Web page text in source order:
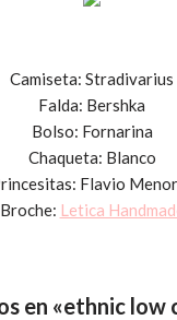
Camiseta: Stradivarius
Falda: Bershka
Bolso: Fornarina
Chaqueta: Blanco
Flavio
Broche: Letica
en «ethnic low